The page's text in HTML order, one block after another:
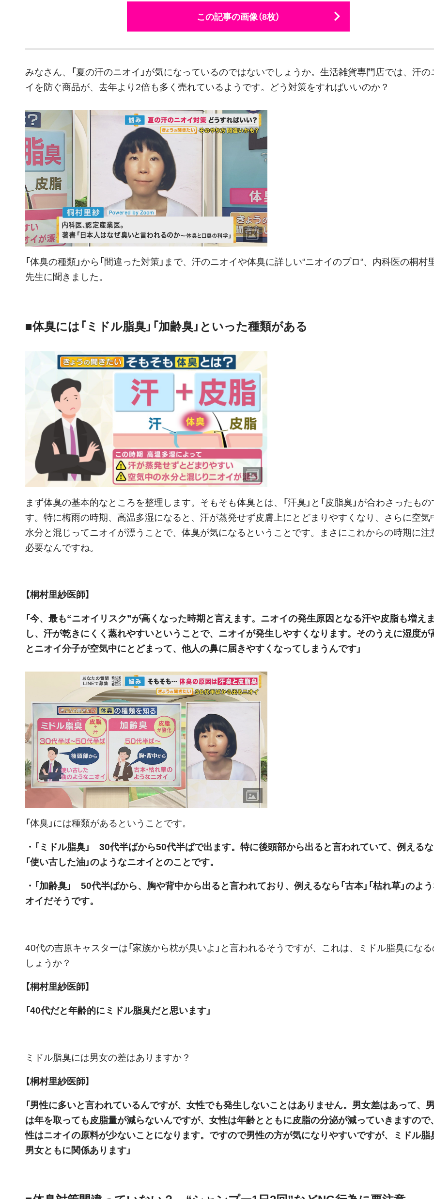
この記事の画像（8枚）
みなさん、「夏の汗のニオイ」が気になっているのではないでしょうか。生活雑貨専門店では、汗の
イを防ぐ商品が、去年より2倍も多く売れているようです。どう対策をすればいいのか？
「体臭の種類」から「間違った対策」まで、汗のニオイや体臭に詳しい“ニオイのプロ“、内科医の桐村
先生に聞きました。
■体臭には「ミドル脂臭」「加齢臭」といった種類がある
まず体臭の基本的なところを整理します。そもそも体臭とは、「汗臭」と「皮脂臭」が合わさったもの
す。特に梅雨の時期、高温多湿になると、汗が蒸発せず皮膚上にとどまりやすくなり、さらに空気
水分と混じってニオイが漂うことで、体臭が気になるということです。まさにこれからの時期に注
必要なんですね。
【桐村里紗医師】
「今、最も“ニオイリスク”が高くなった時期と言えます。ニオイの発生原因となる汗や皮脂も増え
し、汗が乾きにくく蒸れやすいということで、ニオイが発生しやすくなります。そのうえに湿度が
とニオイ分子が空気中にとどまって、他人の鼻に届きやすくなってしまうんです」
「体臭」には種類があるということです。
・「ミドル脂臭」 30代半ばから50代半ばで出ます。特に後頭部から出ると言われていて、例える
「使い古した油」のようなニオイとのことです。
・「加齢臭」 50代半ばから、胸や背中から出ると言われており、例えるなら「古本」「枯れ草」のよ
オイだそうです。
40代の吉原キャスターは「家族から枕が臭いよ」と言われるそうですが、これは、ミドル脂臭にな
しょうか？
【桐村里紗医師】
「40代だと年齢的にミドル脂臭だと思います」
ミドル脂臭には男女の差はありますか？
【桐村里紗医師】
「男性に多いと言われているんですが、女性でも発生しないことはありません。男女差はあって、
は年を取っても皮脂量が減らないんですが、女性は年齢とともに皮脂の分泌が減っていきますので
性はニオイの原料が少ないことになります。ですので男性の方が気になりやすいですが、ミドル脂
男女ともに関係あります」